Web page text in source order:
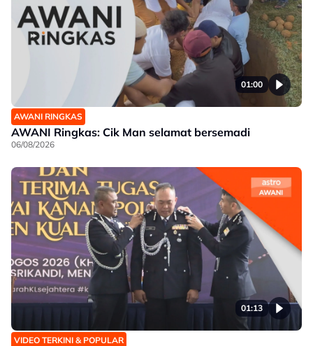
01:00
AWANI RINGKAS
AWANI Ringkas: Cik Man selamat bersemadi
06/08/2026
01:13
VIDEO TERKINI & POPULAR